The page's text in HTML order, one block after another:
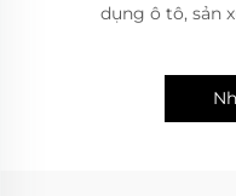
dụng ô tô, sản